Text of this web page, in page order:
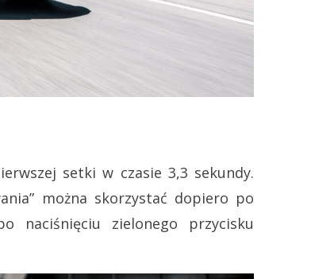
setki w czasie 3,3 sekundy.
można skorzystać dopiero po
naciśnięciu zielonego przycisku